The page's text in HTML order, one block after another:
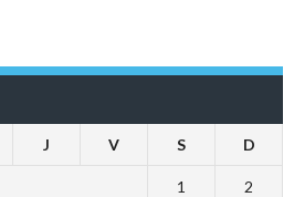
J V S D
1 2